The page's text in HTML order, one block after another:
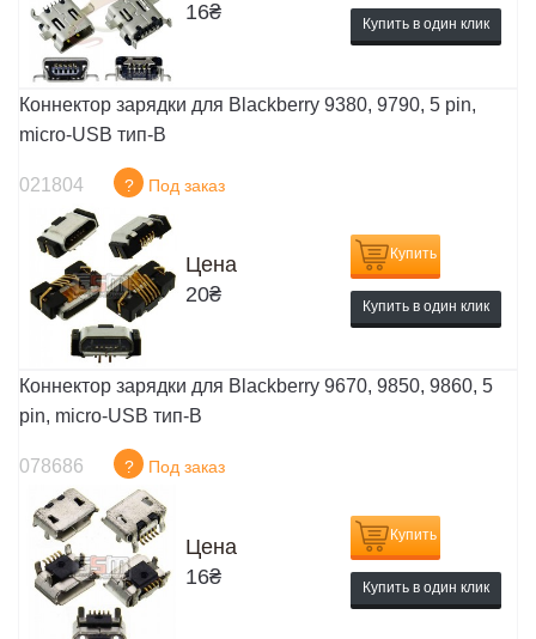
16₴ Купить в один клик
Коннектор зарядки для Blackberry 9380, 9790, 5 pin,
micro-USB тип-B
021804 ? Под заказ
Цена
20₴
Купить
Купить в один клик
Коннектор зарядки для Blackberry 9670, 9850, 9860, 5
pin, micro-USB тип-B
078686 ? Под заказ
Цена
16₴
Купить
Купить в один клик